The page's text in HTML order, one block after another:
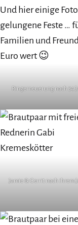
Und hier einige
gelungene Feste …
Familien und
Euro wert 😉
Ringerneuerung nach 34
Jamie & Gerrit nach ihrem